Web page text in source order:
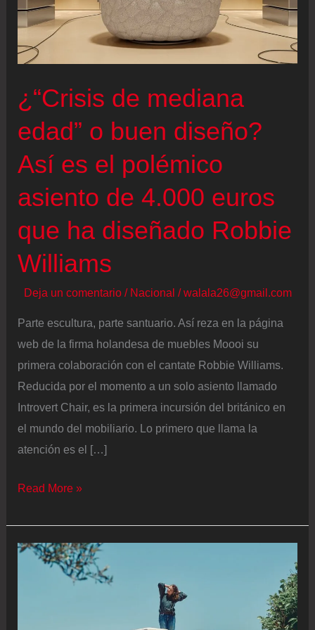
¿“Crisis de mediana
edad” o buen diseño?
Así es el polémico
asiento de 4.000 euros
que ha diseñado Robbie
Williams
Deja un comentario / Nacional /walala26@gmail.com
Parte escultura, parte santuario. Así reza en la página
web de la firma holandesa de muebles Moooi su
primera colaboración con el cantate Robbie Williams.
Reducida por el momento a un solo asiento llamado
Introvert Chair, es la primera incursión del británico en
el mundo del mobiliario. Lo primero que llama la
atención es el […]
¿“Crisis
mediana
edad”
Read More »